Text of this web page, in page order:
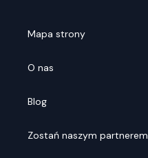
Mapa strony
O nas
Blog
Zostań naszym partnerem